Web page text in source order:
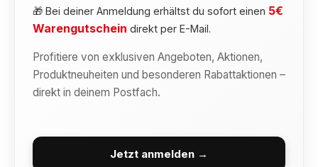
🎁 Bei deiner Anmeldung erhältst du sofort einen 5€
Warengutschein direkt per E-Mail.
Profitiere von exklusiven Angeboten, Aktionen,
Produktneuheiten und besonderen Rabattaktionen –
direkt in deinem Postfach.
Jetzt anmelden →